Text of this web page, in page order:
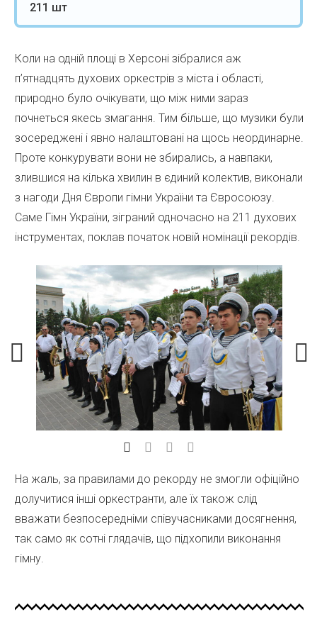
211 шт
Коли на одній площі в Херсоні зібралися аж
п’ятнадцять духових оркестрів з міста і області,
природно було очікувати, що між ними зараз
почнеться якесь змагання. Тим більше, що музики були
зосереджені і явно налаштовані на щось неординарне.
Проте конкурувати вони не збирались, а навпаки,
злившися на кілька хвилин в єдиний колектив, виконали
з нагоди Дня Європи гімни України та Євросоюзу.
Саме Гімн України, зіграний одночасно на 211 духових
інструментах, поклав початок новій номінації рекордів.
На жаль, за правилами до рекорду не змогли офіційно
долучитися інші оркестранти, але їх також слід
вважати безпосередніми співучасниками досягнення,
так само як сотні глядачів, що підхопили виконання
гімну.